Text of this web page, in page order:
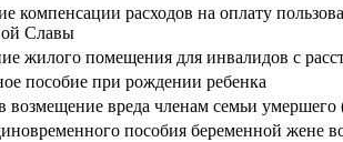
компенсации расходов на оплату
Славы
жилого помещения для инвалидов с
пособие при рождении ребенка
возмещение вреда членам семьи
пособия беременной жене